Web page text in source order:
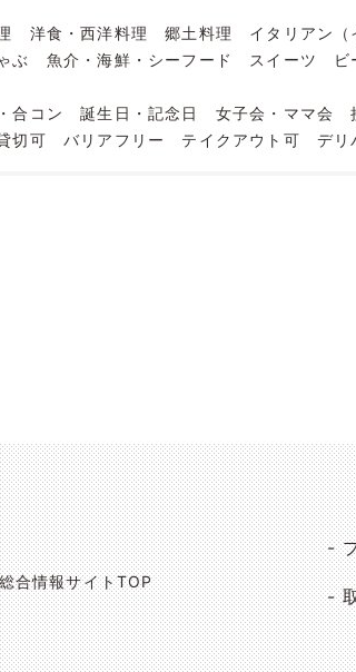
洋食・西洋料理 郷土料理 イタリアン（
ぶ
魚介・海鮮・シーフード スイーツ ビ
合コン 誕生日・記念日 女子会・ママ会
切可 バリアフリー テイクアウト可 デリ
合情報サイトTOP